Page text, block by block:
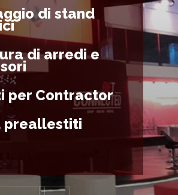
di stand
di arredi e
per Contractor
preallestiti